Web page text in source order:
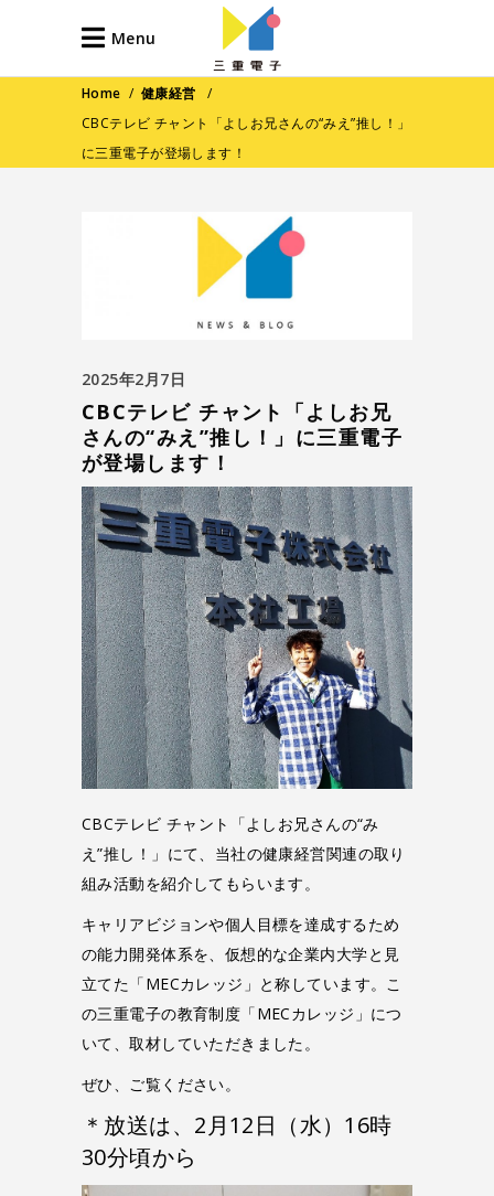
Menu
Home / 健康経営
/
CBCテレビ チャント「よしお兄さんの“みえ”推し！」
に三重電子が登場します！
2025年2月7日
CBCテレビ チャント「よしお兄
さんの“みえ”推し！」に三重電子
が登場します！
CBCテレビ チャント「よしお兄さんの“み
え”推し！」にて、当社の健康経営関連の取り
組み活動を紹介してもらいます。
キャリアビジョンや個人目標を達成するため
の能力開発体系を、仮想的な企業内大学と見
立てた「MECカレッジ」と称しています。こ
の三重電子の教育制度「MECカレッジ」につ
いて、取材していただきました。
ぜひ、ご覧ください。
＊放送は、2月12日（水）16時
30分頃から